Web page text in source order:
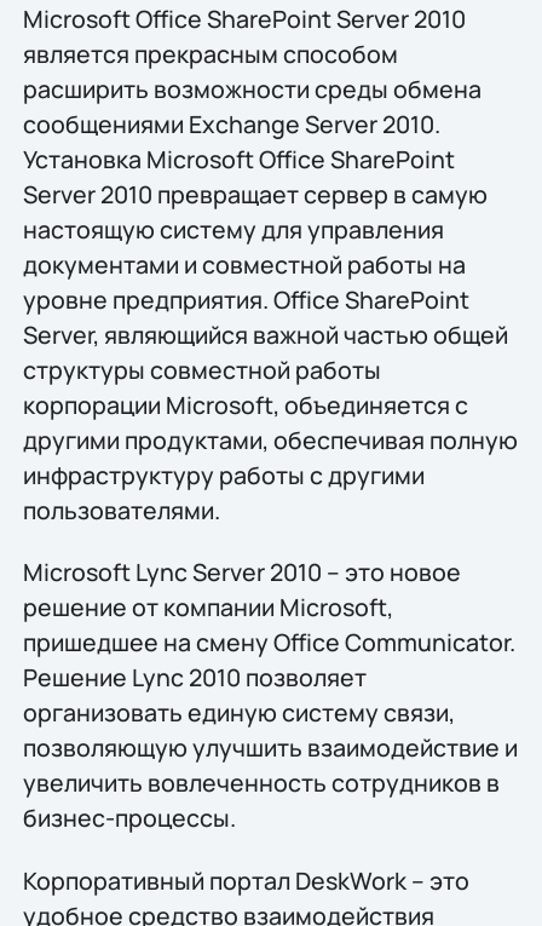
Microsoft Office SharePoint Server 2010
является прекрасным способом
расширить возможности среды обмена
сообщениями Exchange Server 2010.
Установка Microsoft Office SharePoint
Server 2010 превращает сервер в самую
настоящую систему для управления
документами и совместной работы на
уровне предприятия. Office SharePoint
Server, являющийся важной частью общей
структуры совместной работы
корпорации Microsoft, объединяется с
другими продуктами, обеспечивая полную
инфраструктуру работы с другими
пользователями.
Microsoft Lync Server 2010 – это новое
решение от компании Microsoft,
пришедшее на смену Office Communicator.
Решение Lync 2010 позволяет
организовать единую систему связи,
позволяющую улучшить взаимодействие и
увеличить вовлеченность сотрудников в
бизнес-процессы.
Корпоративный портал DeskWork – это
удобное средство взаимодействия